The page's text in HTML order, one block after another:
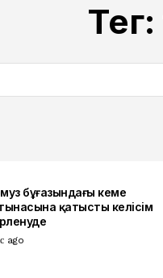
Тег:
бұғазындағы кеме
қатысты келісім
ago